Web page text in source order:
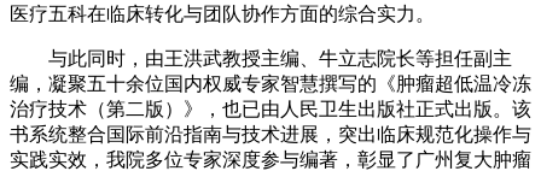
医疗五科在临床转化与团队协作方面的综合实力。
与此同时，由王洪武教授主编、牛立志院长等担任副主
编，凝聚五十余位国内权威专家智慧撰写的《肿瘤超低温冷冻
治疗技术（第二版）》，也已由人民卫生出版社正式出版。该
书系统整合国际前沿指南与技术进展，突出临床规范化操作与
实践实效，我院多位专家深度参与编著，彰显了广州复大肿瘤